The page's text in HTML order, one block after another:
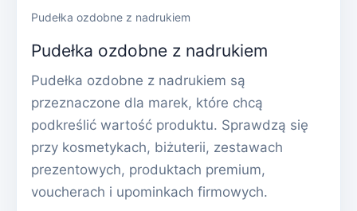
Pudełka ozdobne z nadrukiem
Pudełka ozdobne z nadrukiem
Pudełka ozdobne z nadrukiem są
przeznaczone dla marek, które chcą
podkreślić wartość produktu. Sprawdzą się
przy kosmetykach, biżuterii, zestawach
prezentowych, produktach premium,
voucherach i upominkach firmowych.